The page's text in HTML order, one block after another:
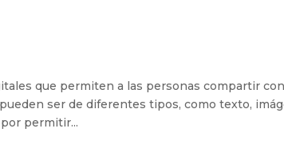
que permiten a las personas compartir
ser de diferentes tipos, como texto,
permitir...